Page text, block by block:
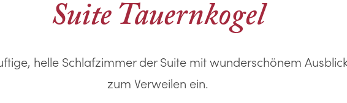
Suite Tauernkogel
helle Schlafzimmer der Suite mit wunderschönem
zum Verweilen ein.